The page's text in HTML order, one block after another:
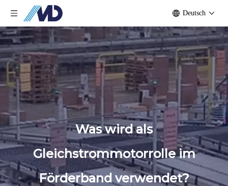
Deutsch
Was wird als
Gleichstrommotorrolle im
Förderband verwendet?